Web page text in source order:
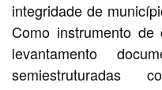
integridade de
Como instrumento
levantamento
semiestruturadas